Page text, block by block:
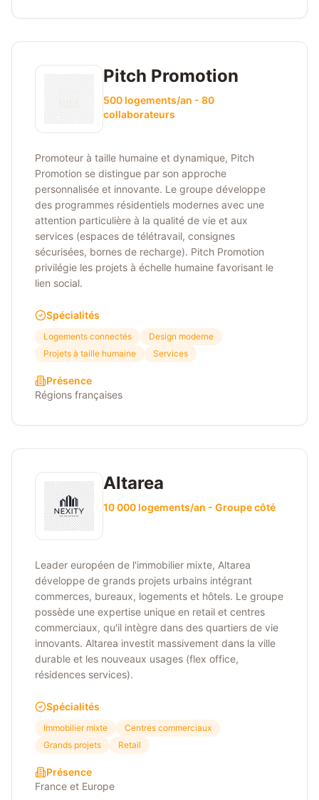
Pitch Promotion
500 logements/an - 80
collaborateurs
Promoteur à taille humaine et dynamique, Pitch
Promotion se distingue par son approche
personnalisée et innovante. Le groupe développe
des programmes résidentiels modernes avec une
attention particulière à la qualité de vie et aux
services (espaces de télétravail, consignes
sécurisées, bornes de recharge). Pitch Promotion
privilégie les projets à échelle humaine favorisant le
lien social.
Spécialités
Logements connectés
Design moderne
Projets à taille humaine
Services
Présence
Régions françaises
Altarea
10 000 logements/an - Groupe côté
Leader européen de l'immobilier mixte, Altarea
développe de grands projets urbains intégrant
commerces, bureaux, logements et hôtels. Le groupe
possède une expertise unique en retail et centres
commerciaux, qu'il intègre dans des quartiers de vie
innovants. Altarea investit massivement dans la ville
durable et les nouveaux usages (flex office,
résidences services).
Spécialités
Immobilier mixte
Centres commerciaux
Grands projets
Retail
Présence
France et Europe